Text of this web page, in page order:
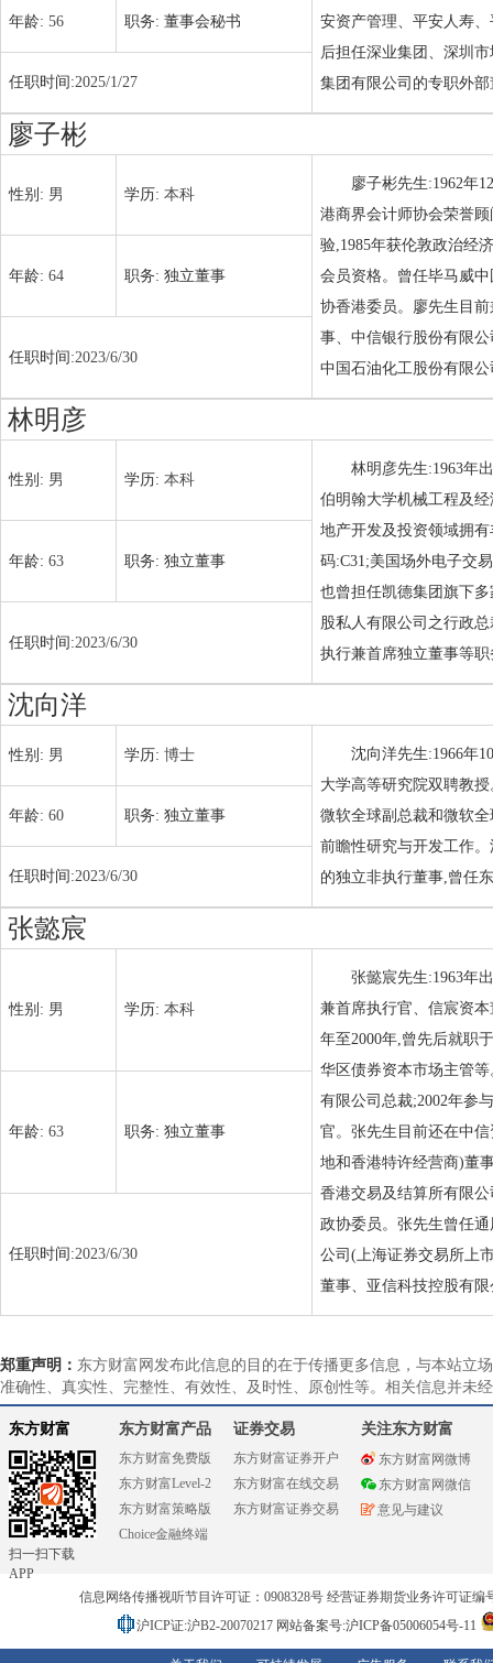
安资产管理、平安人寿
后担任深业集团、深圳
集团有限公司的专职外
年龄: 56 职务: 董事会秘书
任职时间:2025/1/27
廖子彬
性别: 男 学历: 本科
廖子彬先生:1962年
港商界会计师协会荣誉
验,1985年获伦敦政治经
会员资格。曾任毕马威
协香港委员。廖先生目
事、中信银行股份有限
中国石油化工股份有限
年龄: 64 职务: 独立董事
任职时间:2023/6/30
林明彦
性别: 男 学历: 本科
林明彦先生:1963年
伯明翰大学机械工程及
地产开发及投资领域拥
码:C31;美国场外电子交
也曾担任凯德集团旗下
股私人有限公司之行政
执行兼首席独立董事等
年龄: 63 职务: 独立董事
任职时间:2023/6/30
沈向洋
性别: 男 学历: 博士
沈向洋先生:1966年
大学高等研究院双聘教
微软全球副总裁和微软
前瞻性研究与开发工作
的独立非执行董事,曾任
年龄: 60 职务: 独立董事
任职时间:2023/6/30
张懿宸
性别: 男 学历: 本科
张懿宸先生:1963年
兼首席执行官、信宸资
年至2000年,曾先后就职
华区债券资本市场主管
有限公司总裁;2002年参
官。张先生目前还在中
地和香港特许经营商)董
香港交易及结算所有限
政协委员。张先生曾任
公司(上海证券交易所上
董事、亚信科技控股有
年龄: 63 职务: 独立董事
任职时间:2023/6/30
郑重声明： 东方财富网发布此信息的目的在于传播更多信息，与本站立
准确性、真实性、完整性、有效性、及时性、原创性等。相关信息并未
东方财富
扫一扫下载
APP
东方财富产品
东方财富免费版
东方财富Level-2
东方财富策略版
Choice金融终端
证券交易
东方财富证券开户
东方财富在线交易
东方财富证券交易
关注东方财富
东方财富网微博
东方财富网微信
意见与建议
信息网络传播视听节目许可证：0908328号 经营证券期货业务许可证编
沪ICP证:沪B2-20070217 网站备案号:沪ICP备05006054号-11